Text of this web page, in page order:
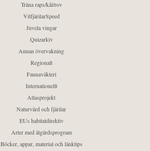
Träna raps/kål/rov
VitfjärilarSpeed
Juvela vingar
Quizarkiv
Annan övervakning
Regionalt
Faunaväkteri
Internationellt
Atlasprojekt
Naturvård och fjärilar
EUs habitatdirektiv
Arter med åtgärdsprogram
Böcker, appar, material och länktips